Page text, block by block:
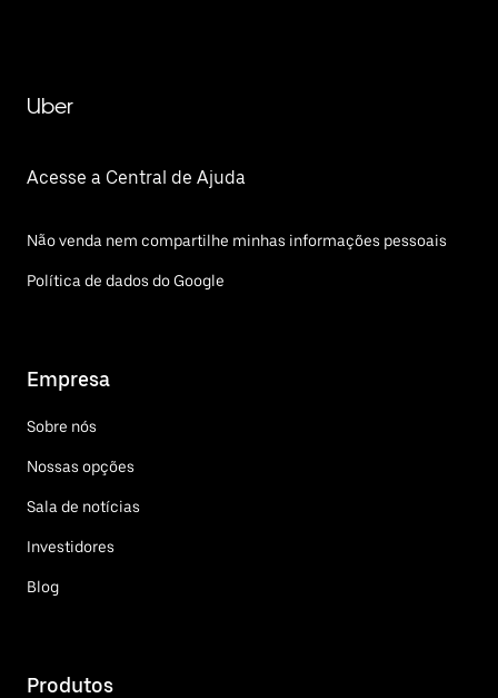
Uber
Acesse a Central de Ajuda
Não venda nem compartilhe minhas informações pessoais
Política de dados do Google
Empresa
Sobre nós
Nossas opções
Sala de notícias
Investidores
Blog
Produtos